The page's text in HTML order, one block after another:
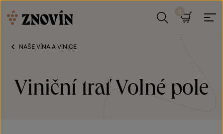
Hledat
NAŠE VÍNA A VINICE
Viniční trať Volné pole